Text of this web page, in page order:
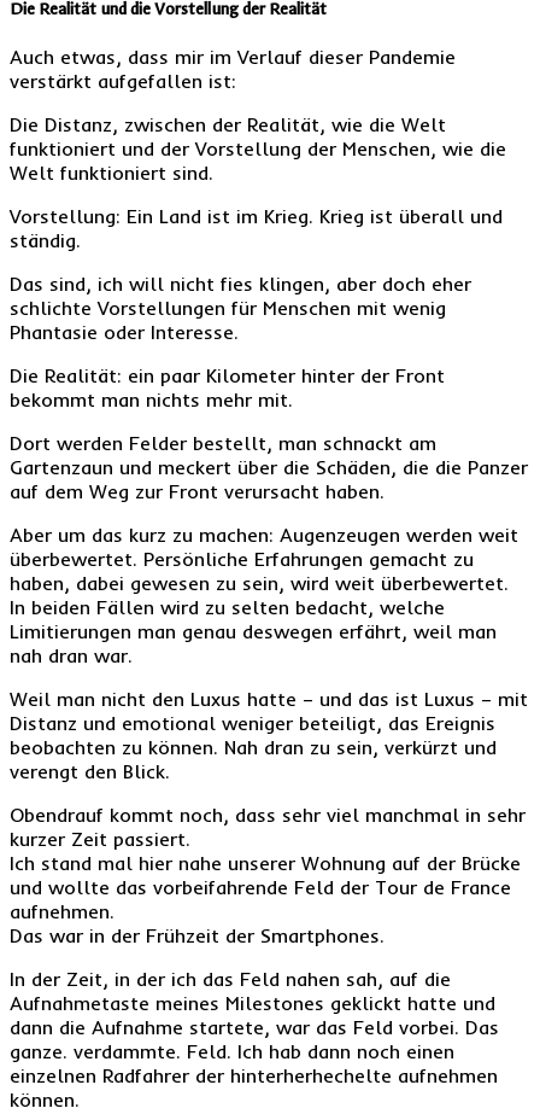
Die Realität und die Vorstellung der Realität
Auch etwas, dass mir im Verlauf dieser Pandemie
verstärkt aufgefallen ist:
Die Distanz, zwischen der Realität, wie die Welt
funktioniert und der Vorstellung der Menschen, wie die
Welt funktioniert sind.
Vorstellung: Ein Land ist im Krieg. Krieg ist überall und
ständig.
Das sind, ich will nicht fies klingen, aber doch eher
schlichte Vorstellungen für Menschen mit wenig
Phantasie oder Interesse.
Die Realität: ein paar Kilometer hinter der Front
bekommt man nichts mehr mit.
Dort werden Felder bestellt, man schnackt am
Gartenzaun und meckert über die Schäden, die die Panzer
auf dem Weg zur Front verursacht haben.
Aber um das kurz zu machen: Augenzeugen werden weit
überbewertet. Persönliche Erfahrungen gemacht zu
haben, dabei gewesen zu sein, wird weit überbewertet.
In beiden Fällen wird zu selten bedacht, welche
Limitierungen man genau deswegen erfährt, weil man
nah dran war.
Weil man nicht den Luxus hatte – und das ist Luxus – mit
Distanz und emotional weniger beteiligt, das Ereignis
beobachten zu können. Nah dran zu sein, verkürzt und
verengt den Blick.
Obendrauf kommt noch, dass sehr viel manchmal in sehr
kurzer Zeit passiert.
Ich stand mal hier nahe unserer Wohnung auf der Brücke
und wollte das vorbeifahrende Feld der Tour de France
aufnehmen.
Das war in der Frühzeit der Smartphones.
In der Zeit, in der ich das Feld nahen sah, auf die
Aufnahmetaste meines Milestones geklickt hatte und
dann die Aufnahme startete, war das Feld vorbei. Das
ganze. verdammte. Feld. Ich hab dann noch einen
einzelnen Radfahrer der hinterherhechelte aufnehmen
können.